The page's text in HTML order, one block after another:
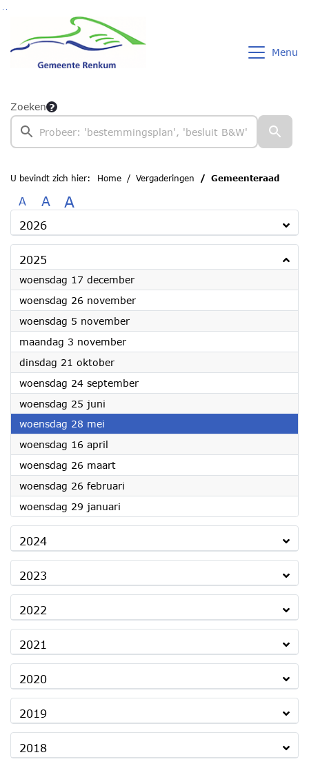
Ga naar de inhoud van deze pagina
Ga naar het zoeken
Ga naar het menu
Menu
Zoeken
U bevindt zich hier: Home Vergaderingen Gemeenteraad
A A A
2026
2025
woensdag 17 december2025
woensdag 26 november2025
woensdag 5 november2025
maandag 3 november2025
dinsdag 21 oktober2025
woensdag 24 september2025
woensdag 25 juni
woensdag 28 mei
woensdag 16 april
woensdag 26 maart2025
woensdag 26 februari
woensdag 29 januari
2024
2023
2022
2021
2020
2019
2018